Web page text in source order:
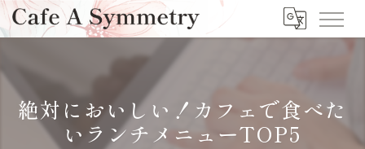
絶対においしい！カフェで食べた
いランチメニューTOP5